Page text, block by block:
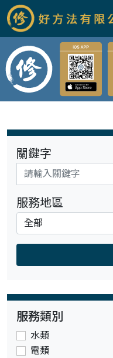
關鍵字
服務地區
服務類別
水類
電類